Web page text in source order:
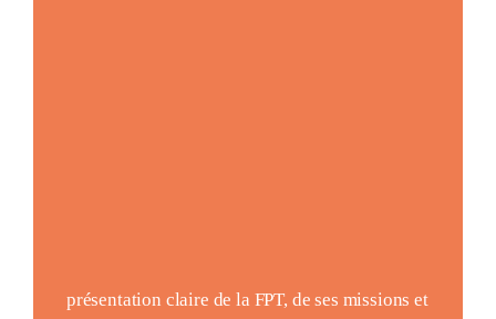
présentation claire de la FPT, de ses missions et